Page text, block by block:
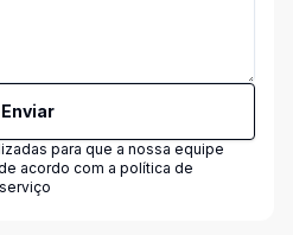
Enviar
para que a nossa equipe
acordo com a política de